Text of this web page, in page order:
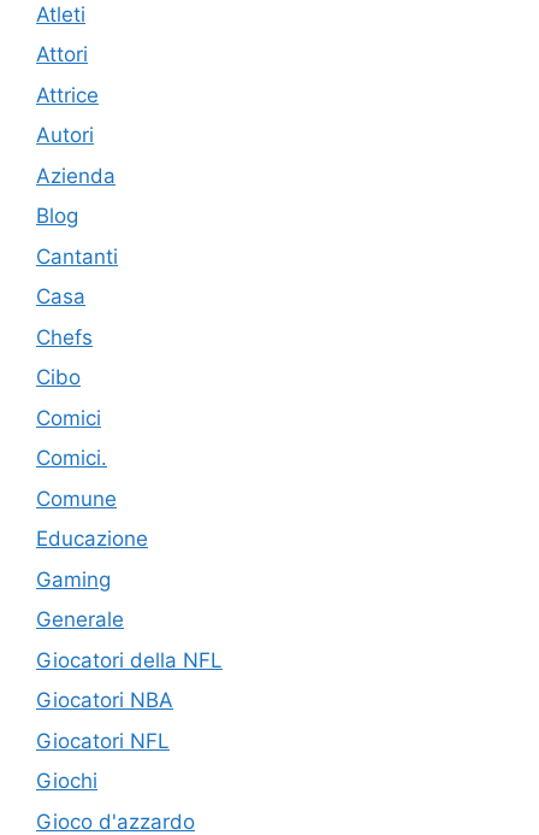
Atleti
Attori
Attrice
Autori
Azienda
Blog
Cantanti
Casa
Chefs
Cibo
Comici
Comici.
Comune
Educazione
Gaming
Generale
Giocatori della NFL
Giocatori NBA
Giocatori NFL
Giochi
Gioco d'azzardo